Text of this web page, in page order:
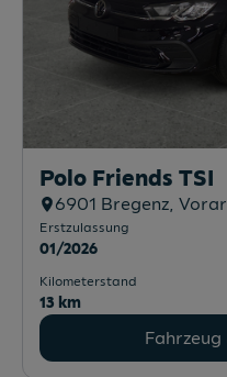
Polo Friends TSI
6901 Bregenz,
Erstzulassung
01/2026
Kilometerstand
13 km
Fahrzeug